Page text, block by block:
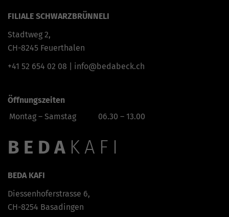
FILIALE SCHWARZBRÜNNELI
Stadtweg 2,
CH-8245 Feuerthalen
+41 52 654 02 08
info@bedabeck.ch
Öffnungszeiten
Montag – Samstag
06.30 – 13.00
BEDA KAFI
BEDA KAFI
Diessenhoferstrasse 6,
CH-8254 Basadingen